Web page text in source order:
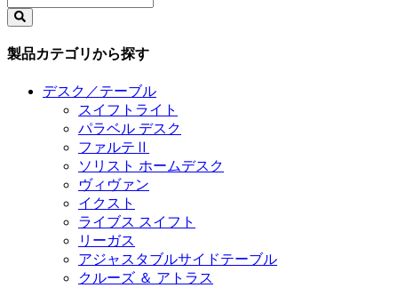
製品カテゴリから探す
デスク／テーブル
スイフトライト
パラベル デスク
ファルテⅡ
ソリスト ホームデスク
ヴィヴァン
イクスト
ライブス スイフト
リーガス
アジャスタブルサイドテーブル
クルーズ ＆ アトラス